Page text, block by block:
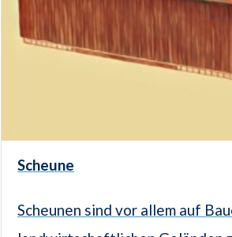
Scheune
Scheunen sind vor allem auf